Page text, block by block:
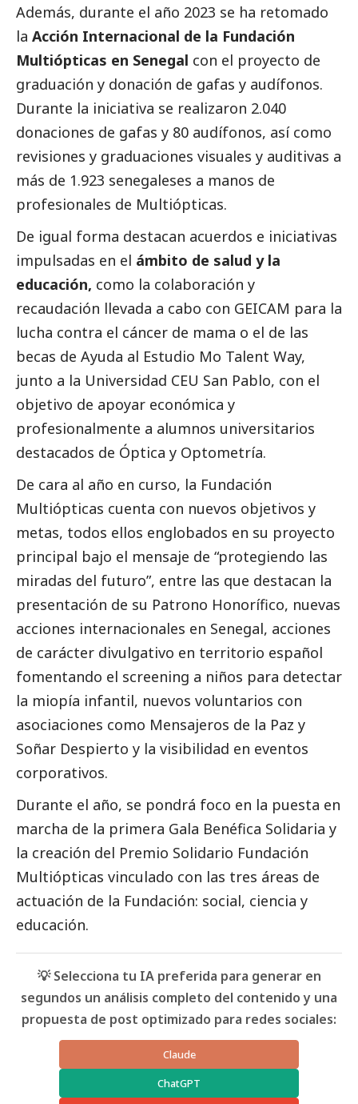
Además, durante el año 2023 se ha retomado
la Acción Internacional de la Fundación
Multiópticas en Senegal con el proyecto de
graduación y donación de gafas y audífonos.
Durante la iniciativa se realizaron 2.040
donaciones de gafas y 80 audífonos, así como
revisiones y graduaciones visuales y auditivas a
más de 1.923 senegaleses a manos de
profesionales de Multiópticas.
De igual forma destacan acuerdos e iniciativas
impulsadas en el ámbito de salud y la
educación, como la colaboración y
recaudación llevada a cabo con GEICAM para la
lucha contra el cáncer de mama o el de las
becas de Ayuda al Estudio Mo Talent Way,
junto a la Universidad CEU San Pablo, con el
objetivo de apoyar económica y
profesionalmente a alumnos universitarios
destacados de Óptica y Optometría.
De cara al año en curso, la Fundación
Multiópticas cuenta con nuevos objetivos y
metas, todos ellos englobados en su proyecto
principal bajo el mensaje de “protegiendo las
miradas del futuro”, entre las que destacan la
presentación de su Patrono Honorífico, nuevas
acciones internacionales en Senegal, acciones
de carácter divulgativo en territorio español
fomentando el screening a niños para detectar
la miopía infantil, nuevos voluntarios con
asociaciones como Mensajeros de la Paz y
Soñar Despierto y la visibilidad en eventos
corporativos.
Durante el año, se pondrá foco en la puesta en
marcha de la primera Gala Benéfica Solidaria y
la creación del Premio Solidario Fundación
Multiópticas vinculado con las tres áreas de
actuación de la Fundación: social, ciencia y
educación.
💡 Selecciona tu IA preferida para generar en
segundos un análisis completo del contenido y una
propuesta de post optimizado para redes sociales:
Claude
ChatGPT